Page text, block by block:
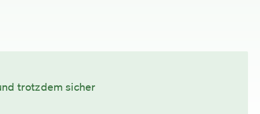
trotzdem sicher